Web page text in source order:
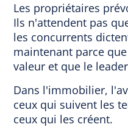
Les propriétaires
Ils n'attendent pas
les concurrents
maintenant parce
valeur et que le
Dans l'immobilier,
ceux qui suivent les
ceux qui les créent.